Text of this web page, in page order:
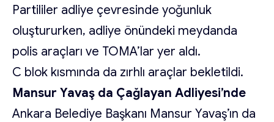
Partililer adliye çevresinde yoğunluk
oluştururken, adliye önündeki meydanda
polis araçları ve TOMA’lar yer aldı.
C blok kısmında da zırhlı araçlar bekletildi.
Mansur Yavaş da Çağlayan Adliyesi’nde
Ankara Belediye Başkanı Mansur Yavaş’ın da